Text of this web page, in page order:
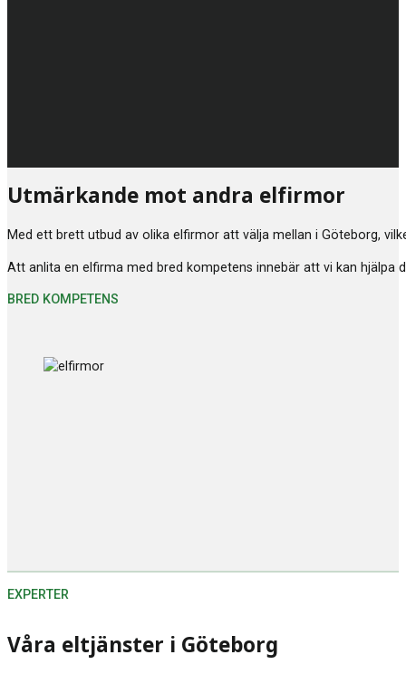
Utmärkande mot andra elfirmor
Med ett brett utbud av olika elfirmor att välja mellan i Göteborg,
Att anlita en elfirma med bred kompetens innebär att vi kan
BRED KOMPETENS
Våra eltjänster i Göteborg
EXPERTER